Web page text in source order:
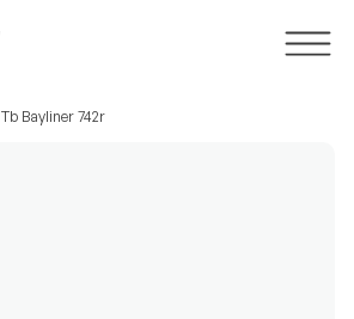
Tb Bayliner 742r